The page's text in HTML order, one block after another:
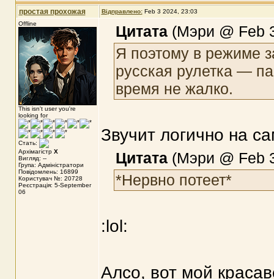
простая прохожая Відправлено: Feb 3 2024, 23:03
Offline
This isn't user you're
looking for
Стать:
Архімагістр X
Вигляд: --
Група: Адміністратори
Повідомлень: 16899
Користувач №: 20728
Реєстрація: 5-September
06
Цитата(Мэри @ Feb
Я поэтому в режиме
русская рулетка —
время не жалко.
Звучит логично на
Цитата(Мэри @ Feb
*Нервно потеет*
:lol:
Алсо, вот мой